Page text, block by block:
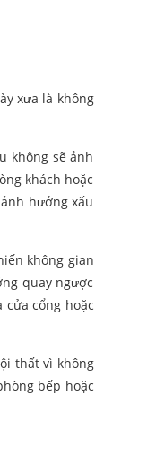
xưa là không
không sẽ ảnh
khách hoặc
hưởng xấu
không gian
quay ngược
cổng hoặc
thất vì không
bếp hoặc